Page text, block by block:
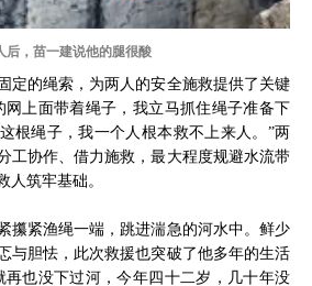
后，苗一建说他的腿很酸
定的绳索，为两人的安全施救提供了关键
网上面带着绳子，我立马抓住绳子准备下
根绳子，我一个人根本救不上来人。”两
工协作、借力施救，最大程度规避水流带
人筑牢基础。
攥紧渔绳一端，跳进湍急的河水中。鲜少
与胆怯，此次救援也突破了他多年的生活
再也没下过河，今年四十二岁，几十年没